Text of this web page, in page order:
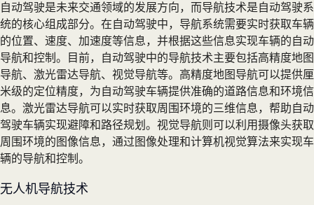
自动驾驶是未来交通领域的发展方向，而导航技术是自动驾驶系
统的核心组成部分。在自动驾驶中，导航系统需要实时获取车辆
的位置、速度、加速度等信息，并根据这些信息实现车辆的自动
导航和控制。目前，自动驾驶中的导航技术主要包括高精度地图
导航、激光雷达导航、视觉导航等。高精度地图导航可以提供厘
米级的定位精度，为自动驾驶车辆提供准确的道路信息和环境信
息。激光雷达导航可以实时获取周围环境的三维信息，帮助自动
驾驶车辆实现避障和路径规划。视觉导航则可以利用摄像头获取
周围环境的图像信息，通过图像处理和计算机视觉算法来实现车
辆的导航和控制。
无人机导航技术